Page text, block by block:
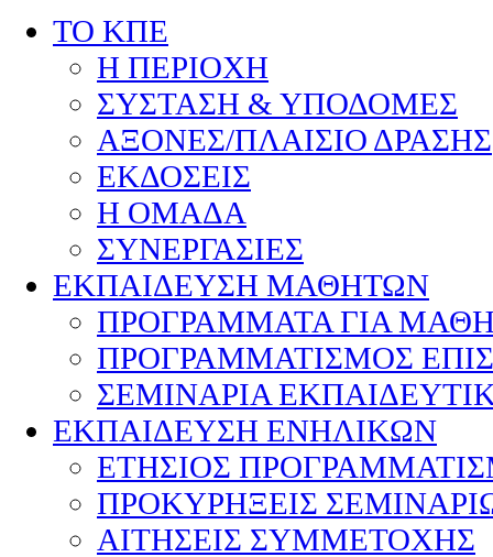
ΤΟ ΚΠΕ
Η ΠΕΡΙΟΧΗ
ΣΥΣΤΑΣΗ & ΥΠΟΔΟΜΕΣ
ΑΞΟΝΕΣ/ΠΛΑΙΣΙΟ ΔΡΑΣΗΣ
ΕΚΔΟΣΕΙΣ
Η ΟΜΑΔΑ
ΣΥΝΕΡΓΑΣΙΕΣ
ΕΚΠΑΙΔΕΥΣΗ ΜΑΘΗΤΩΝ
ΠΡΟΓΡΑΜΜΑΤΑ ΓΙΑ
ΠΡΟΓΡΑΜΜΑΤΙΣΜΟΣ
ΣΕΜΙΝΑΡΙΑ
ΕΚΠΑΙΔΕΥΣΗ ΕΝΗΛΙΚΩΝ
ΕΤΗΣΙΟΣ
ΠΡΟΚΥΡΗΞΕΙΣ
ΑΙΤΗΣΕΙΣ ΣΥΜΜΕΤΟΧΗΣ